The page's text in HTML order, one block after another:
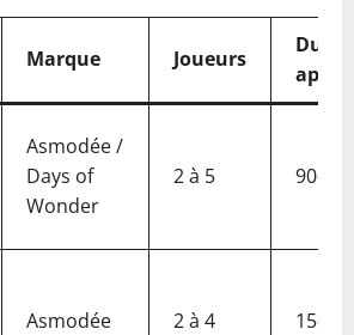
Marque Joueurs
Durée
Asmodée /
Days of
Wonder
2 à 5
Asmodée 2 à 4